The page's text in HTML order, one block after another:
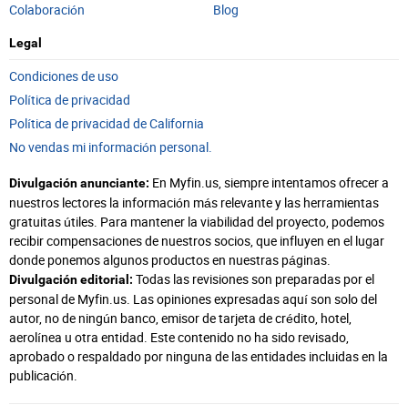
Colaboración
Blog
Legal
Condiciones de uso
Política de privacidad
Política de privacidad de California
No vendas mi información personal.
Divulgación anunciante: En Myfin.us, siempre intentamos ofrecer a
nuestros lectores la información más relevante y las herramientas
gratuitas útiles. Para mantener la viabilidad del proyecto, podemos
recibir compensaciones de nuestros socios, que influyen en el lugar
donde ponemos algunos productos en nuestras páginas.
Divulgación editorial: Todas las revisiones son preparadas por el
personal de Myfin.us. Las opiniones expresadas aquí son solo del
autor, no de ningún banco, emisor de tarjeta de crédito, hotel,
aerolínea u otra entidad. Este contenido no ha sido revisado,
aprobado o respaldado por ninguna de las entidades incluidas en la
publicación.